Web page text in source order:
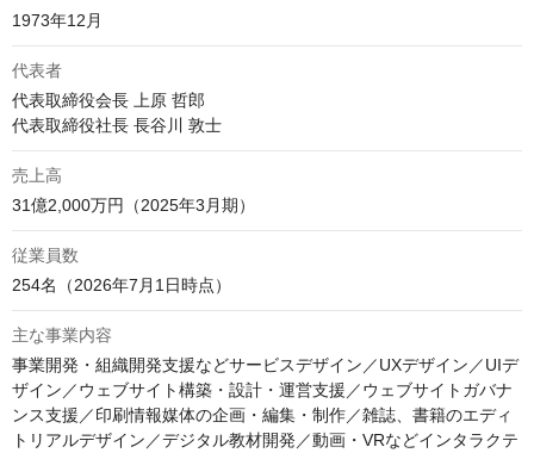
1973年12月
代表者
代表取締役会長 上原 哲郎
代表取締役社長 長谷川 敦士
売上高
従業員数
254名​（2026年​7月1日時点）​
主な事業内容
事業開発・組織開発支援などサービスデザイン／UXデザイン／UIデ
ザイン／ウェブサイト構築・設計・運営支援／ウェブサイトガバナ
ンス支援／印刷情報媒体の企画・編集・制作／雑誌、書籍のエディ
トリアルデザイン／デジタル教材開発／動画・VRなどインタラクテ